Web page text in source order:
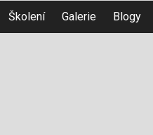
Školení Galerie Blogy